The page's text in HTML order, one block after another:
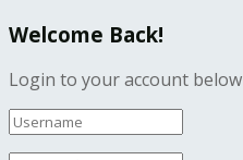
Welcome Back!
Login to your account below